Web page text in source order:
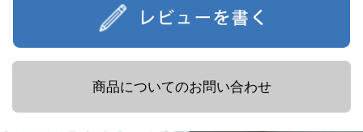
商品についてのお問い合わせ